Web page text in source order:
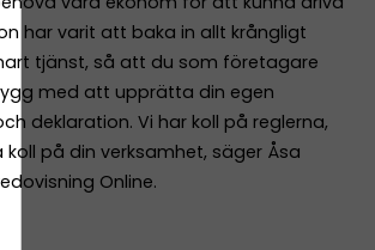
har varit att baka in allt krångligt
tjänst, så att du som företagare
med att upprätta din egen
deklaration. Vi har koll på reglerna,
på din verksamhet, säger Åsa
Online.